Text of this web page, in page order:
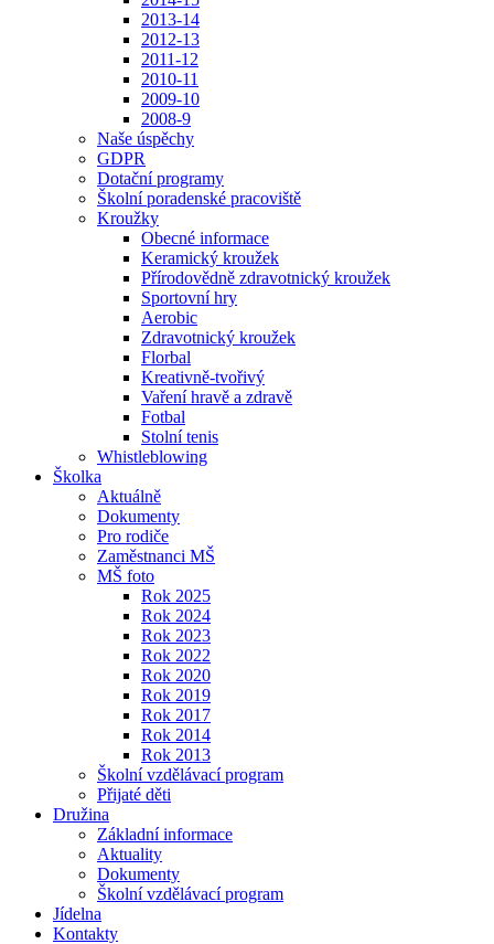
2013-14
2012-13
2011-12
2010-11
2009-10
2008-9
Naše úspěchy
GDPR
Dotační programy
Školní poradenské pracoviště
Kroužky
Obecné informace
Keramický kroužek
Přírodovědně zdravotnický kroužek
Sportovní hry
Aerobic
Zdravotnický kroužek
Florbal
Kreativně-tvořivý
Vaření hravě a zdravě
Fotbal
Stolní tenis
Whistleblowing
Školka
Aktuálně
Dokumenty
Pro rodiče
Zaměstnanci MŠ
MŠ foto
Rok 2025
Rok 2024
Rok 2023
Rok 2022
Rok 2020
Rok 2019
Rok 2017
Rok 2014
Rok 2013
Školní vzdělávací program
Přijaté děti
Družina
Základní informace
Aktuality
Dokumenty
Školní vzdělávací program
Jídelna
Kontakty